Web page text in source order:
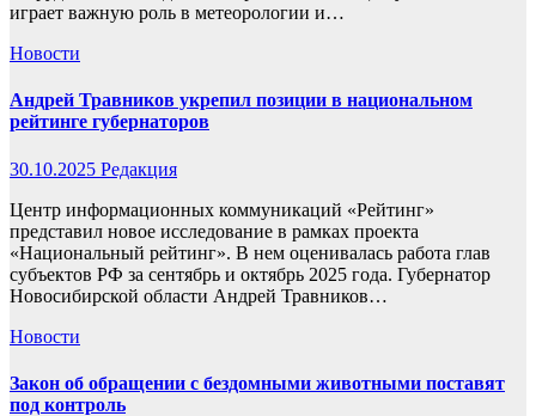
играет важную роль в метеорологии и…
Новости
Андрей Травников укрепил позиции в национальном
рейтинге губернаторов
30.10.2025 Редакция
Центр информационных коммуникаций «Рейтинг»
представил новое исследование в рамках проекта
«Национальный рейтинг». В нем оценивалась работа глав
субъектов РФ за сентябрь и октябрь 2025 года. Губернатор
Новосибирской области Андрей Травников…
Новости
Закон об обращении с бездомными животными поставят
под контроль